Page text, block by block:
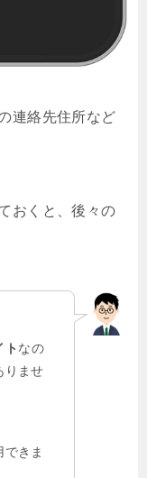
連絡先住所など
おくと、後々の
ト なの
りませ
きま